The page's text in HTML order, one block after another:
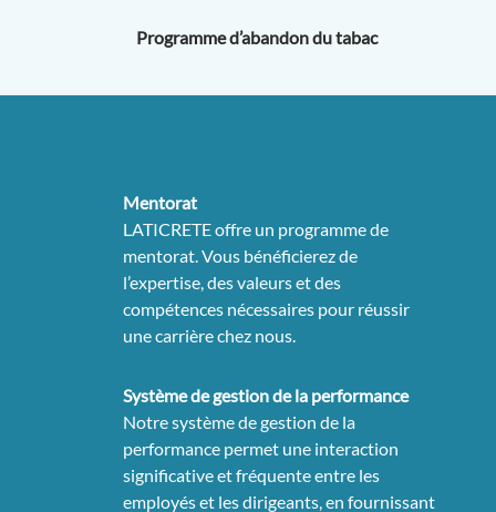
Programme d’abandon du tabac
Mentorat
LATICRETE offre un programme de
mentorat. Vous bénéficierez de
l’expertise, des valeurs et des
compétences nécessaires pour réussir
une carrière chez nous.
Système de gestion de la performance
Notre système de gestion de la
performance permet une interaction
significative et fréquente entre les
employés et les dirigeants, en fournissant